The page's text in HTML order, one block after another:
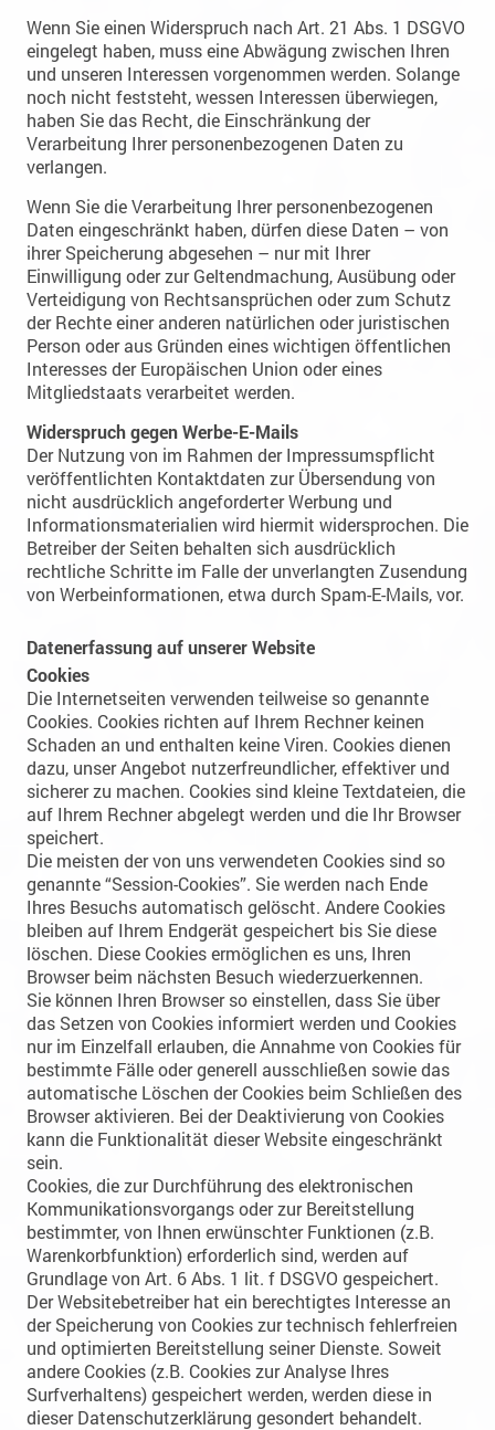
Wenn Sie einen Widerspruch nach Art. 21 Abs. 1 DSGVO
eingelegt haben, muss eine Abwägung zwischen Ihren
und unseren Interessen vorgenommen werden. Solange
noch nicht feststeht, wessen Interessen überwiegen,
haben Sie das Recht, die Einschränkung der
Verarbeitung Ihrer personenbezogenen Daten zu
verlangen.
Wenn Sie die Verarbeitung Ihrer personenbezogenen
Daten eingeschränkt haben, dürfen diese Daten – von
ihrer Speicherung abgesehen – nur mit Ihrer
Einwilligung oder zur Geltendmachung, Ausübung oder
Verteidigung von Rechtsansprüchen oder zum Schutz
der Rechte einer anderen natürlichen oder juristischen
Person oder aus Gründen eines wichtigen öffentlichen
Interesses der Europäischen Union oder eines
Mitgliedstaats verarbeitet werden.
Widerspruch gegen Werbe-E-Mails
Der Nutzung von im Rahmen der Impressumspflicht
veröffentlichten Kontaktdaten zur Übersendung von
nicht ausdrücklich angeforderter Werbung und
Informationsmaterialien wird hiermit widersprochen. Die
Betreiber der Seiten behalten sich ausdrücklich
rechtliche Schritte im Falle der unverlangten Zusendung
von Werbeinformationen, etwa durch Spam-E-Mails, vor.
Datenerfassung auf unserer Website
Cookies
Die Internetseiten verwenden teilweise so genannte
Cookies. Cookies richten auf Ihrem Rechner keinen
Schaden an und enthalten keine Viren. Cookies dienen
dazu, unser Angebot nutzerfreundlicher, effektiver und
sicherer zu machen. Cookies sind kleine Textdateien, die
auf Ihrem Rechner abgelegt werden und die Ihr Browser
speichert.
Die meisten der von uns verwendeten Cookies sind so
genannte “Session-Cookies”. Sie werden nach Ende
Ihres Besuchs automatisch gelöscht. Andere Cookies
bleiben auf Ihrem Endgerät gespeichert bis Sie diese
löschen. Diese Cookies ermöglichen es uns, Ihren
Browser beim nächsten Besuch wiederzuerkennen.
Sie können Ihren Browser so einstellen, dass Sie über
das Setzen von Cookies informiert werden und Cookies
nur im Einzelfall erlauben, die Annahme von Cookies für
bestimmte Fälle oder generell ausschließen sowie das
automatische Löschen der Cookies beim Schließen des
Browser aktivieren. Bei der Deaktivierung von Cookies
kann die Funktionalität dieser Website eingeschränkt
sein.
Cookies, die zur Durchführung des elektronischen
Kommunikationsvorgangs oder zur Bereitstellung
bestimmter, von Ihnen erwünschter Funktionen (z.B.
Warenkorbfunktion) erforderlich sind, werden auf
Grundlage von Art. 6 Abs. 1 lit. f DSGVO gespeichert.
Der Websitebetreiber hat ein berechtigtes Interesse an
der Speicherung von Cookies zur technisch fehlerfreien
und optimierten Bereitstellung seiner Dienste. Soweit
andere Cookies (z.B. Cookies zur Analyse Ihres
Surfverhaltens) gespeichert werden, werden diese in
dieser Datenschutzerklärung gesondert behandelt.